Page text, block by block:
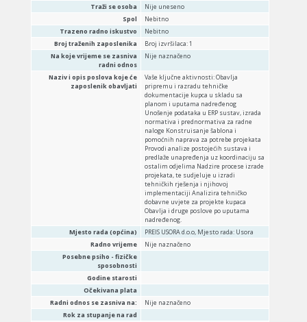
Traži se osoba
Nije uneseno
Spol
Nebitno
Trazeno radno iskustvo
Nebitno
Broj traženih zaposlenika
Broj izvršilaca: 1
Na koje vrijeme se zasniva
radni odnos
Nije naznačeno
Naziv i opis poslova koje će
zaposlenik obavljati
Vaše ključne aktivnosti: Obavlja
pripremu i razradu tehničke
dokumentacije kupca u skladu sa
planom i uputama nadređenog
Unošenje podataka u ERP sustav, izrada
normativa i prednormativa za radne
naloge Konstruisanje šablona i
pomoćnih naprava za potrebe projekata
Provodi analize postojećih sustava i
predlaže unapređenja uz koordinaciju sa
ostalim odjelima Nadzire procese izrade
projekata, te sudjeluje u izradi
tehničkih rješenja i njihovoj
implementaciji Analizira tehničko
dobavne uvjete za projekte kupaca
Obavlja i druge poslove po uputama
nadređenog.
Mjesto rada (općina)
PREIS USORA d.o.o, Mjesto rada: Usora
Radno vrijeme
Nije naznačeno
Posebne psiho - fizičke
sposobnosti
Godine starosti
Očekivana plata
Radni odnos se zasniva na:
Nije naznačeno
Rok za stupanje na rad